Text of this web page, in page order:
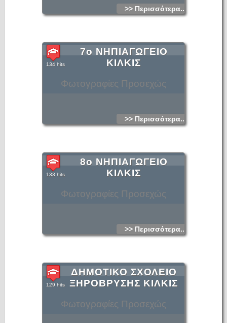
>> Περισσότερα...
Φωτογραφίες Προσεχώς
7ο ΝΗΠΙΑΓΩΓΕΙΟ
ΚΙΛΚΙΣ
134 hits
>> Περισσότερα...
Φωτογραφίες Προσεχώς
8ο ΝΗΠΙΑΓΩΓΕΙΟ
ΚΙΛΚΙΣ
133 hits
>> Περισσότερα...
Φωτογραφίες Προσεχώς
ΔΗΜΟΤΙΚΟ ΣΧΟΛΕΙΟ
ΞΗΡΟΒΡΥΣΗΣ ΚΙΛΚΙΣ
129 hits